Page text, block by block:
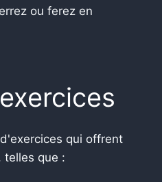
ou ferez en
qui offrent
telles que :